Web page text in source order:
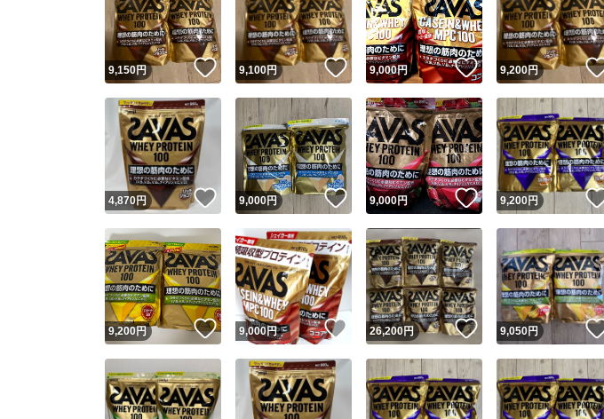
ユーザーの実
Yahoo!フリマが定めた一定の基準を満たした
安心取引出品者
この商品の情報
9,150円 いいね！
9,100円 いいね！
9,000円 いいね！
9,200円
4,870円 いいね！
9,000円 いいね！
9,000円 いいね！
9,200円
9,200円 いいね！
9,000円 いいね！
26,200円 いいね！
9,050円